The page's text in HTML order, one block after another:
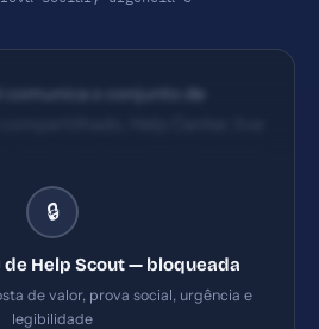
comunica o conjunto de
benefício imediato (redução
e diferenciação. CTAs
ação direta, porém o link de
seguro com URL incomum;
🔒
de Help Scout — bloqueada
de valor, prova social, urgência e
legibilidade